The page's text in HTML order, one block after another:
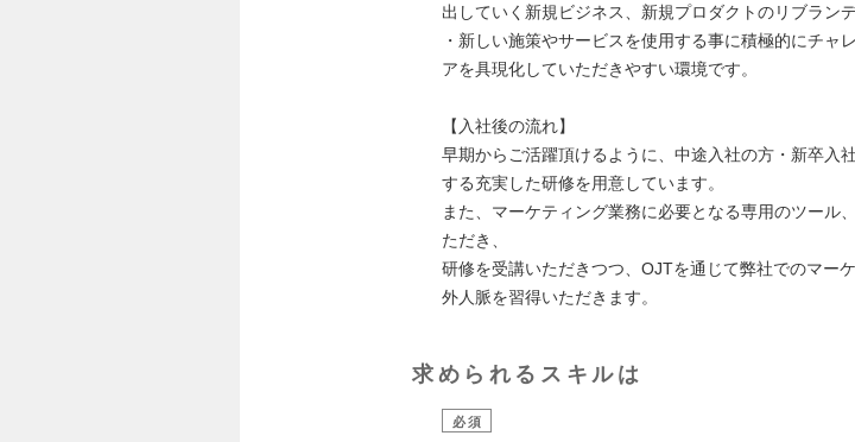
出していく新規ビジネス、新規プロダクトのリブラン
・新しい施策やサービスを使用する事に積極的にチャ
アを具現化していただきやすい環境です。
【入社後の流れ】
早期からご活躍頂けるように、中途入社の方・新卒入
する充実した研修を用意しています。
また、マーケティング業務に必要となる専用のツール
ただき、
研修を受講いただきつつ、OJTを通じて弊社でのマー
外人脈を習得いただきます。
求められるスキルは
必須